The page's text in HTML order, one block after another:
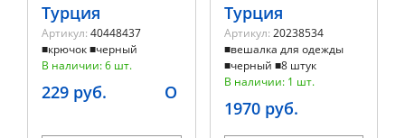
Турция
Артикул: 40448437
■крючок ■черный
В наличии: 6 шт.
229 руб. O
Турция
Артикул: 20238534
■вешалка для одежды
■черный ■8 штук
В наличии: 1 шт.
1970 руб.